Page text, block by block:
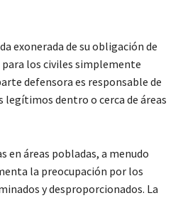
exonerada de su obligación de
los civiles simplemente
defensora es responsable de
dentro o cerca de áreas
en áreas pobladas, a menudo
la preocupación por los
y desproporcionados. La